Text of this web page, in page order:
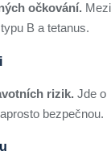
očkování. Mezi
B a tetanus.
rizik. Jde o
bezpečnou.